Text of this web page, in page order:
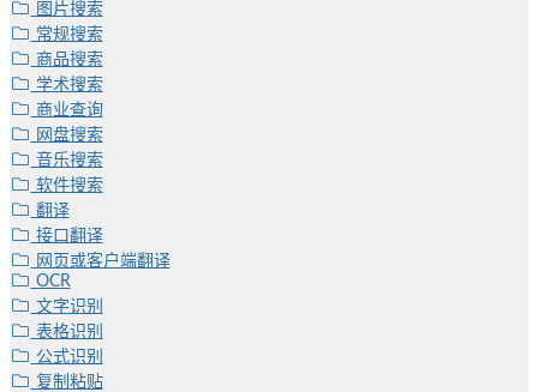
图片搜索
常规搜索
商品搜索
学术搜索
商业查询
网盘搜索
音乐搜索
软件搜索
翻译
接口翻译
网页或客户端翻译
OCR
文字识别
表格识别
公式识别
复制粘贴